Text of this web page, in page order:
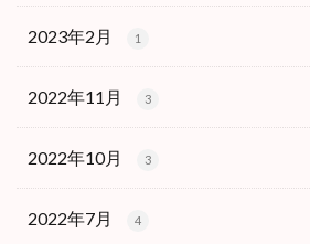
2023年2月 1
2022年11月 3
2022年10月 3
2022年7月 4